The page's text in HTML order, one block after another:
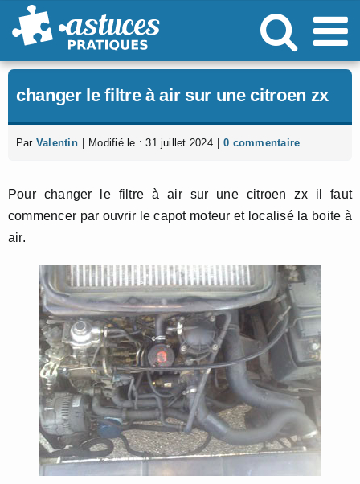
Passer
au
changer le filtre à air sur une citroen zx
Par Valentin Modifié le : 31 juillet 2024 0 commentaire
Pour changer le filtre à air sur une citroen zx il faut
commencer par ouvrir le capot moteur et localisé la boite à
air.